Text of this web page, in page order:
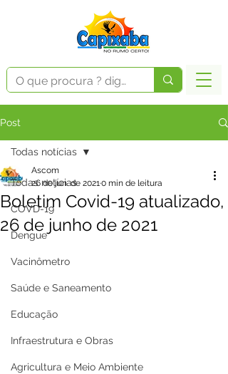
Post
Todas notícias
COVD-19
Dengue
Vacinômetro
Saúde e Saneamento
Educação
Infraestrutura e Obras
Agricultura e Meio Ambiente
Todas notícias
Boletim Covid-19 atualizado,
26 de junho de 2021
Ascom
26 de jun. de 20210 min de leitura